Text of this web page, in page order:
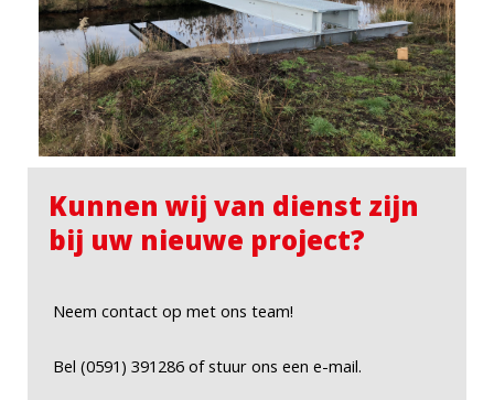
Kunnen wij van dienst zijn
bij uw nieuwe project?
Neem contact op met ons team!
Bel (0591) 391286 of stuur ons een e-mail.